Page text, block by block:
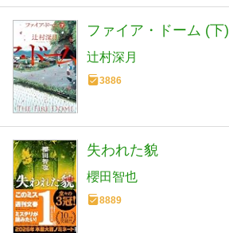
ファイア・ドーム (下)
辻村深月
3886
失われた貌
櫻田智也
8889